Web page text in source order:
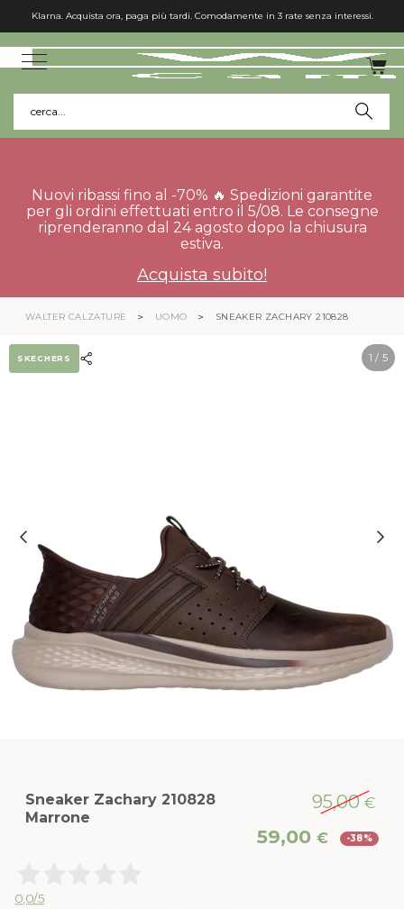
Klarna. Acquista ora, paga più tardi. Comodamente in 3 rate senza interessi.
cerca...
Nuovi ribassi fino al -70% 🔥 Spedizioni garantite
per gli ordini effettuati entro il 5/08. Le consegne
riprenderanno dal 24 agosto dopo la chiusura
estiva.
Acquista subito!
WALTER CALZATURE UOMO SNEAKER ZACHARY 210828
1 / 5
SKECHERS
Sneaker Zachary 210828
Marrone
95,00€
prezzo
59,00 € -38%
0,0/5